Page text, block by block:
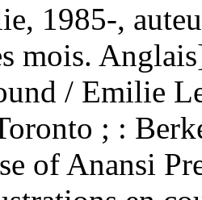
1985-,
mois.
/ Emilie
; :
of Anansi